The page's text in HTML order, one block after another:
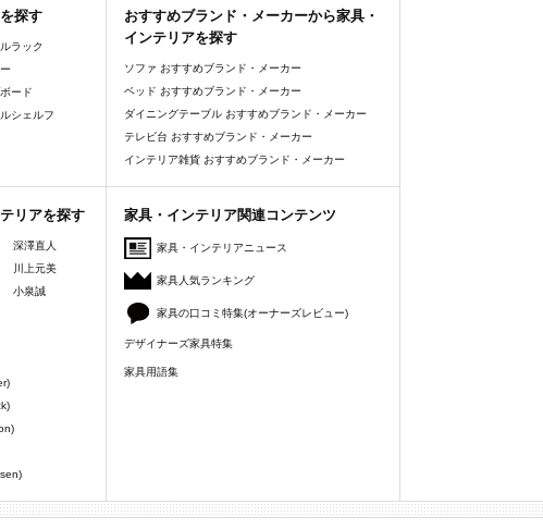
探す
ラック
ード
シェルフ
おすすめブランド・メーカーから家具・
インテリアを探す
ソファ おすすめブランド・メーカー
ベッド おすすめブランド・メーカー
ダイニングテーブル おすすめブランド・メーカー
テレビ台 おすすめブランド・メーカー
インテリア雑貨 おすすめブランド・メーカー
リアを探す
深澤直人
川上元美
小泉誠
家具・インテリア関連コンテンツ
家具・インテリアニュース
家具人気ランキング
家具の口コミ特集(オーナーズレビュー)
デザイナーズ家具特集
家具用語集